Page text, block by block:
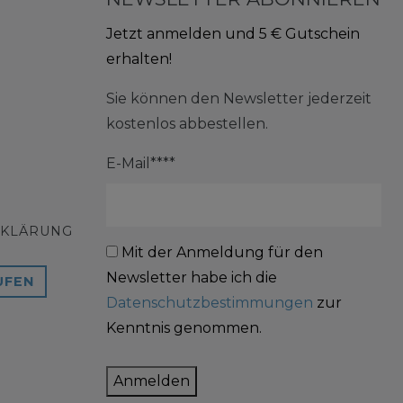
Jetzt anmelden und 5 € Gutschein
erhalten!
Sie können den Newsletter jederzeit
kostenlos abbestellen.
E-Mail****
Mit der Anmeldung für den
Newsletter habe ich die
Datenschutzbestimmungen zur
Kenntnis genommen.
Anmelden